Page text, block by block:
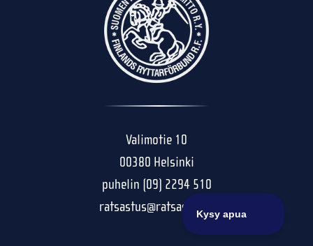
Valimotie 10
00380 Helsinki
puhelin (09) 2294 510
ratsastus@ratsastus.fi